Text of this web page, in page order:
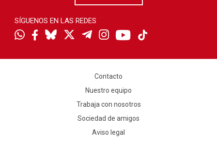
SÍGUENOS EN LAS REDES
Contacto
Nuestro equipo
Trabaja con nosotros
Sociedad de amigos
Aviso legal